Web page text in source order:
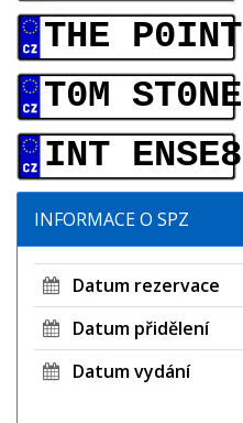
THE P0INT
T0M ST0NE
INT ENSE8
INFORMACE O SPZ
Datum rezervace
Datum přidělení
Datum vydání